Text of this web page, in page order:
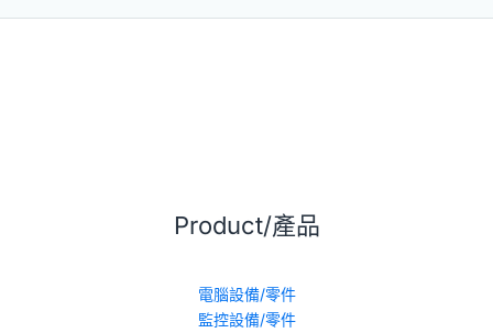
Product/產品
電腦設備/零件
監控設備/零件